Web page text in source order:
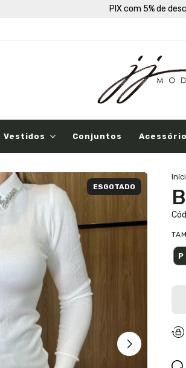
PIX com 5% de
Vestidos Conjuntos
ESGOTADO